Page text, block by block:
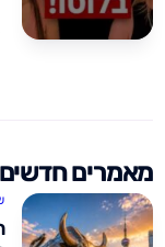
מאמרים חדשים